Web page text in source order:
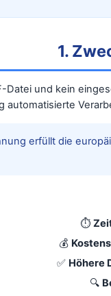
1.
Datei und kein
automatisierte
erfüllt die
⏱️
💰
✅ Höhere
🔍